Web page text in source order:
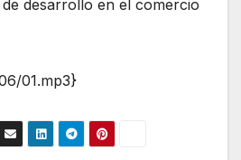
desarrollo en el comercio
01.mp3}